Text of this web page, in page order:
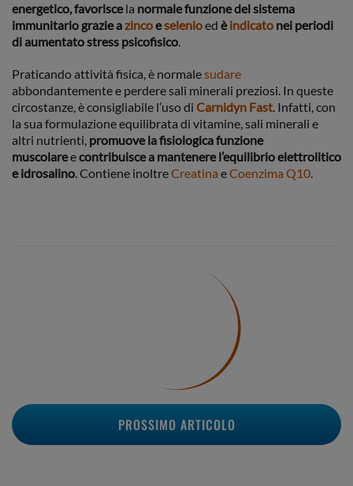
energetico, favoriscela normale funzione del sistema
immunitario grazie azincoeselenioed èindicato nei periodi
di aumentato stress psicofisico.
Praticando attività fisica, è normalesudare
abbondantemente e perdere sali minerali preziosi. In queste
circostanze, è consigliabile l’uso di Carnidyn Fast. Infatti, con
la sua formulazione equilibrata di vitamine, sali minerali e
altri nutrienti, promuove la fisiologica funzione
muscolareecontribuisce a mantenere l’equilibrio elettrolitico
e idrosalino. Contiene inoltreCreatina eCoenzima Q10.
PROSSIMO ARTICOLO